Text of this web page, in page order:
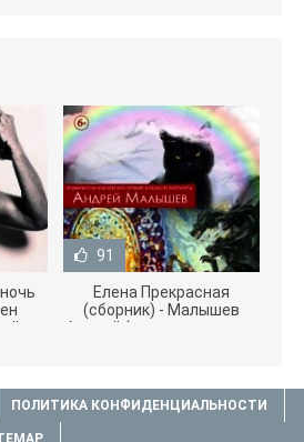
91
Елена Прекрасная
(сборник) - Малышев
Андрей (книги полностью
ПОЛИТИКА КОНФИДЕНЦИАЛЬНОСТИ